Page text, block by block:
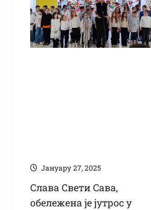
Јануарy 27, 2025
Слава Свети Сава,
обележена је јутрос у